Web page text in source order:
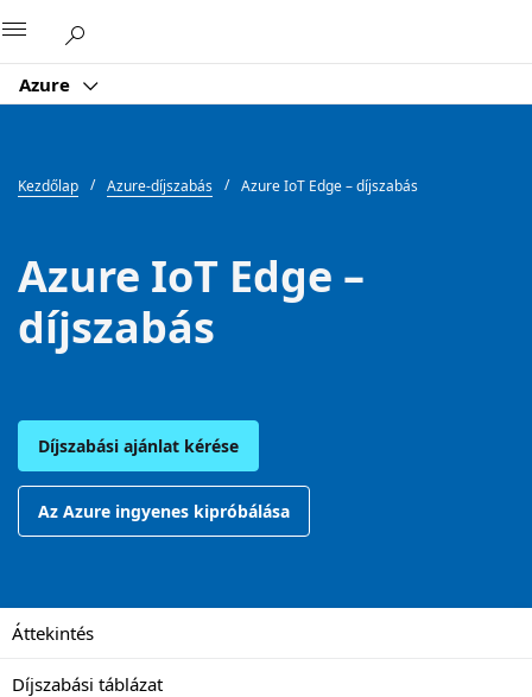
Azure
Kezdőlap Azure-díjszabás Azure IoT Edge – díjszabás
Azure IoT Edge –
díjszabás
Díjszabási ajánlat kérése
Az Azure ingyenes kipróbálása
Áttekintés
Díjszabási táblázat